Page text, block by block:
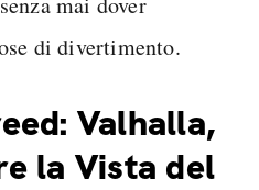
di divertimento.
Valhalla,
la Vista del